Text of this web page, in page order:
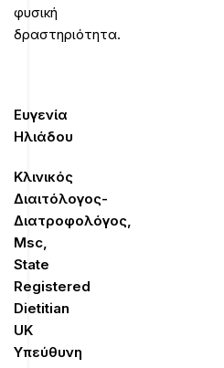
φυσική
δραστηριότητα.
Ευγενία
Ηλιάδου
Κλινικός
Διαιτόλογος-
Διατροφολόγος,
Μsc,
State
Registered
Dietitian
UK
Υπεύθυνη